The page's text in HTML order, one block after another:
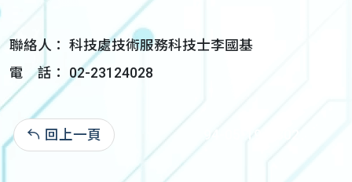
聯絡人： 科技處技術服務科技士李國基
電 話： 02-23124028
回上一頁